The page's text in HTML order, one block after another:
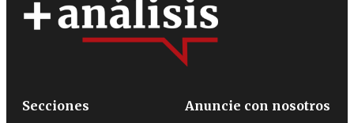
Secciones
Anuncie con nosotros